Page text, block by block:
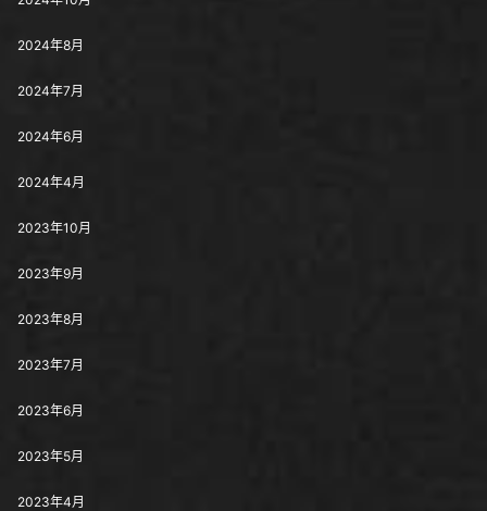
2024年8月
2024年7月
2024年6月
2024年4月
2023年10月
2023年9月
2023年8月
2023年7月
2023年6月
2023年5月
2023年4月